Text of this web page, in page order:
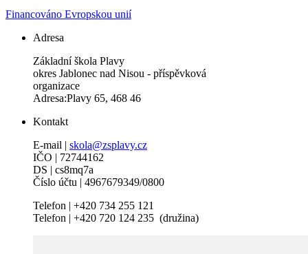
Financováno Evropskou unií
Adresa
Základní škola Plavy
okres Jablonec nad Nisou - příspěvková
organizace
Adresa:Plavy 65, 468 46
Kontakt
E-mail | skola@zsplavy.cz
IČO | 72744162
DS | cs8mq7a
Číslo účtu | 4967679349/0800
Telefon | +420 734 255 121
Telefon | +420 720 124 235 (družina)